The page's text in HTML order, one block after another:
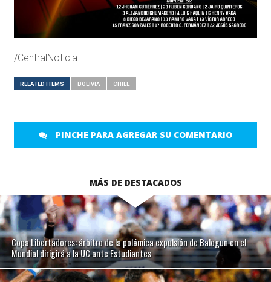
/CentralNoticia
RELATED ITEMS BOLIVIA CHILE
PINCHE PARA AGREGAR SU COMENTARIO
MÁS DE DESTACADOS
Copa Libertadores: árbitro de la polémica expulsión de Balogun en el
Mundial dirigirá a la UC ante Estudiantes